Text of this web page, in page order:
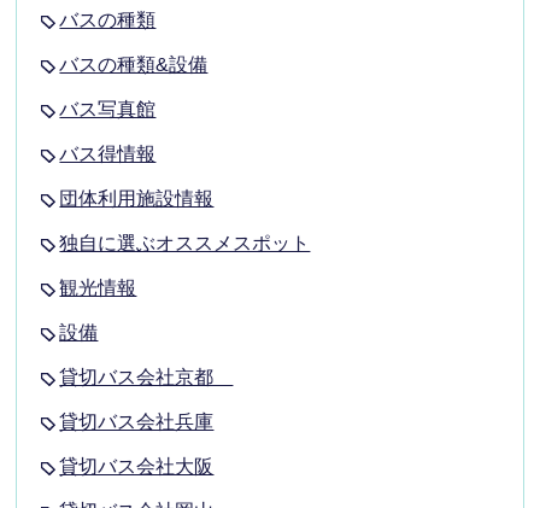
バスの種類
バスの種類&設備
バス写真館
バス得情報
団体利用施設情報
独自に選ぶオススメスポット
観光情報
設備
貸切バス会社京都
貸切バス会社兵庫
貸切バス会社大阪